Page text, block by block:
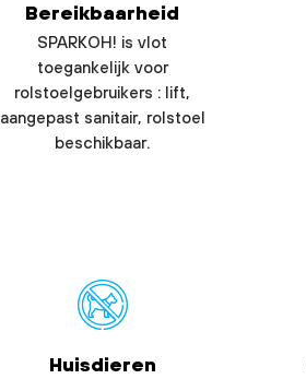
Bereikbaarheid
SPARKOH! is vlot
toegankelijk voor
rolstoelgebruikers : lift,
aangepast sanitair, rolstoel
beschikbaar.
Huisdieren